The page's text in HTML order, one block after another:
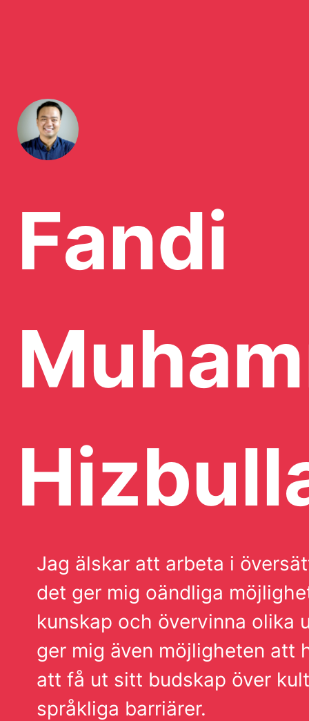
Fandi
Jag älskar att arbeta i
det ger mig oändliga
kunskap och övervinna olika
ger mig även möjligheten att
att få ut sitt budskap över
språkliga barriärer.